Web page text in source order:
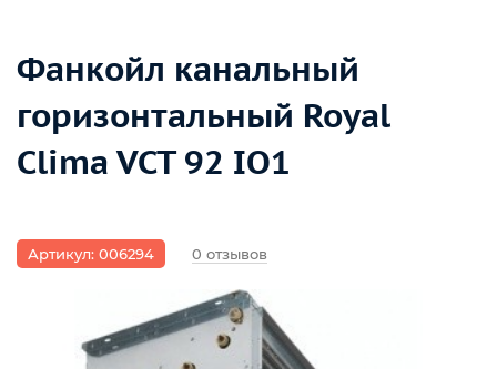
Фанкойл канальный
горизонтальный Royal
Clima VCT 92 IO1
Артикул: 006294 0 отзывов